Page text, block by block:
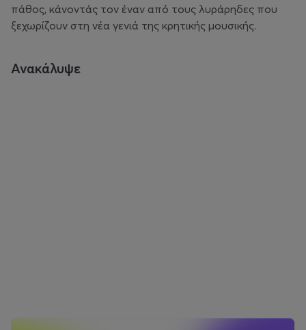
πάθος, κάνοντάς τον έναν από τους λυράρηδες που
ξεχωρίζουν στη νέα γενιά της κρητικής μουσικής.
Ανακάλυψε